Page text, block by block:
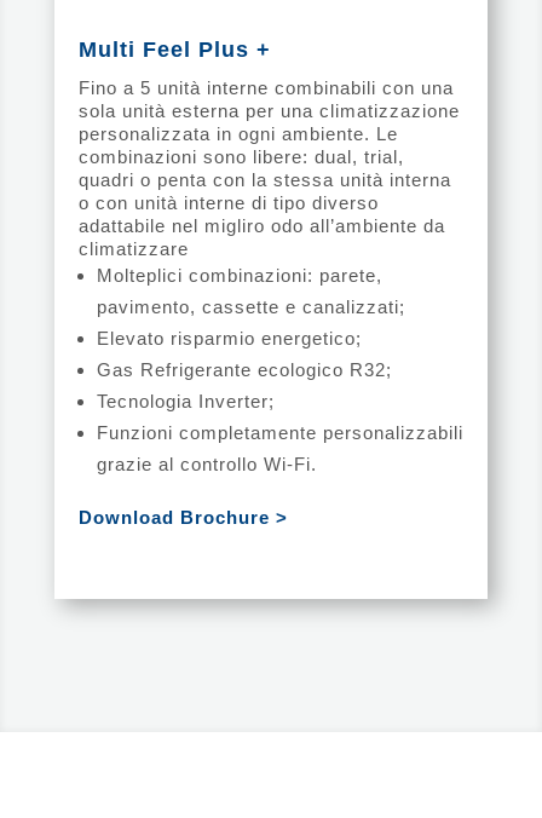
Multi Feel Plus +
Fino a 5 unità interne combinabili con una
sola unità esterna per una climatizzazione
personalizzata in ogni ambiente. Le
combinazioni sono libere: dual, trial,
quadri o penta con la stessa unità interna
o con unità interne di tipo diverso
adattabile nel migliro odo all’ambiente da
climatizzare
Molteplici combinazioni: parete,
pavimento, cassette e canalizzati;
Elevato risparmio energetico;
Gas Refrigerante ecologico R32;
Tecnologia Inverter;
Funzioni completamente personalizzabili
grazie al controllo Wi-Fi.
Download Brochure >